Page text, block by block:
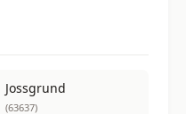
Jossgrund
(63637)